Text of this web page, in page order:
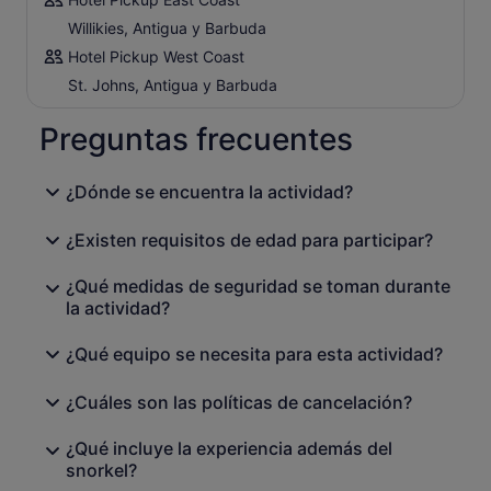
Willikies, Antigua y Barbuda
Hotel Pickup West Coast
St. Johns, Antigua y Barbuda
Preguntas frecuentes
¿Dónde se encuentra la actividad?
¿Existen requisitos de edad para participar?
¿Qué medidas de seguridad se toman durante
la actividad?
¿Qué equipo se necesita para esta actividad?
¿Cuáles son las políticas de cancelación?
¿Qué incluye la experiencia además del
snorkel?